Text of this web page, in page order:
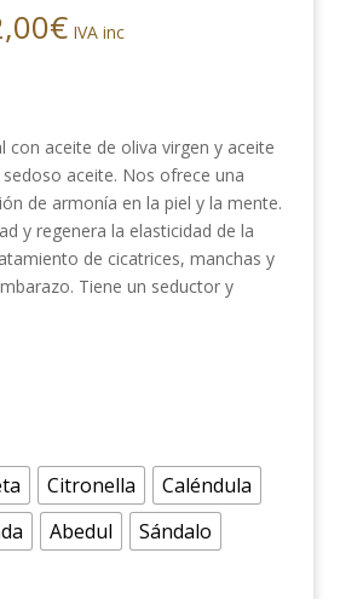
€Rango
de
18,70€
hasta
32,00€
IVA inc
con aceite de oliva virgen y aceite
aceite. Nos ofrece una
de armonía en la piel y la mente.
y regenera la elasticidad de la
de cicatrices, manchas y
Tiene un seductor y
Citronella
Caléndula
Abedul
Sándalo